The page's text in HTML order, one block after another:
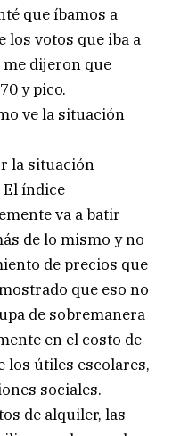
que íbamos a
los votos que iba a
me dijeron que
y pico.
ve la situación
la situación
El índice
va a batir
de lo mismo y no
de precios que
que eso no
de sobremanera
en el costo de
los útiles escolares,
sociales.
de alquiler, las